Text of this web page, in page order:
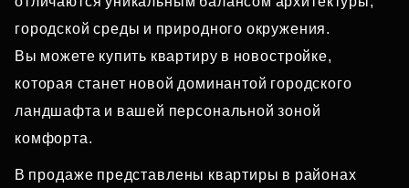
городской среды и природного окружения.
Вы можете купить квартиру в новостройке,
которая станет новой доминантой городского
ландшафта и вашей персональной зоной
комфорта.
В продаже представлены квартиры в районах